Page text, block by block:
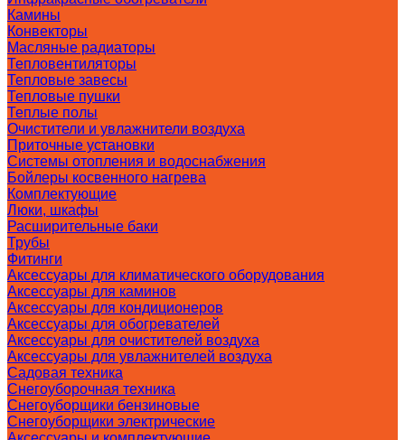
Камины
Конвекторы
Масляные радиаторы
Тепловентиляторы
Тепловые завесы
Тепловые пушки
Теплые полы
Очистители и увлажнители воздуха
Приточные установки
Системы отопления и водоснабжения
Бойлеры косвенного нагрева
Комплектующие
Люки, шкафы
Расширительные баки
Трубы
Фитинги
Аксессуары для климатического оборудования
Аксессуары для каминов
Аксессуары для кондиционеров
Аксессуары для обогревателей
Аксессуары для очистителей воздуха
Аксессуары для увлажнителей воздуха
Садовая техника
Снегоуборочная техника
Снегоуборщики бензиновые
Снегоуборщики электрические